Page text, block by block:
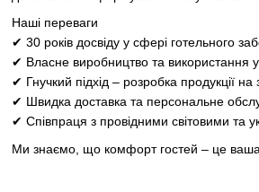
Наші переваги
✔ 30 років досвіду у сфері готельного
✔ Власне виробництво та використання
✔ Гнучкий підхід – розробка продукції
✔ Швидка доставка та персональне
✔ Співпраця з провідними світовими та
Ми знаємо, що комфорт гостей – це ваша